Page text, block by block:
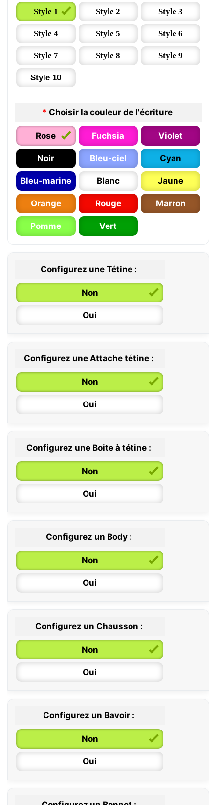
Style 1 Style 2 Style 3
Style 4 Style 5 Style 6
Style 7 Style 8 Style 9
Style 10
* Choisir la couleur de l'écriture
Rose Fuchsia Violet
Noir Bleu-ciel Cyan
Bleu-marine Blanc Jaune
Orange Rouge Marron
Pomme Vert
Configurez une Tétine :
Non
Oui
0 / 6 mois
6 / 36 mois
Configurez une Attache tétine :
Non
Oui
Configurez une Boite à tétine :
Non
Oui
Configurez un Body :
Non
Oui
0 / 6 mois
6 / 12 mois
12 / 18 mois
Configurez un Chausson :
Non
Oui
Configurez un Bavoir :
Non
Oui